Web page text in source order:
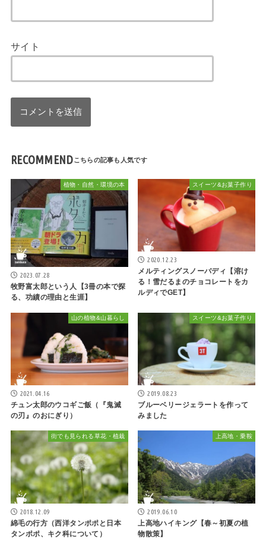
サイト
RECOMMEND
植物・自然・環境の本
2023.07.28
牧野富太郎という人【3冊の本で探
る、功績の理由と生涯】
スイーツ&お菓子作り
2020.12.23
メルティングスノーバディ【溶け
る！雪だるまのチョコレートをカ
ルディでGET】
山の植物&山暮らし
2021.04.16
チュン太郎のウコギご飯（『鬼滅
の刃』のおにぎり）
スイーツ&お菓子作り
2019.08.23
ブルーベリージェラートを作って
みました
街でも見られる草花・植栽
2018.12.09
綿毛の行方（西洋タンポポと日本
タンポポ、キク科について）
上高地・乗鞍
2019.06.10
上高地ハイキング【春～初夏の植
物散策】